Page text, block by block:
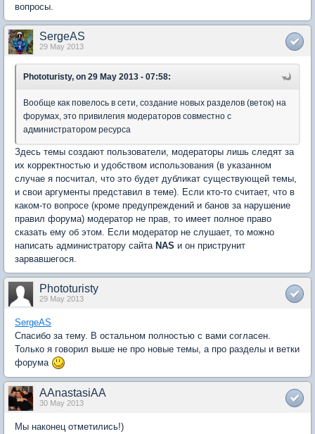
вопросы.
SergeAS
29 May 2013
Phototuristy, on 29 May 2013 - 07:58:
Вообще как повелось в сети, создание новых разделов (веток) на
форумах, это привилегия модераторов совместно с
администратором ресурса
Здесь темы создают пользователи, модераторы лишь следят за
их корректностью и удобством использования (в указанном
случае я посчитал, что это будет дубликат существующей темы,
и свои аргументы представил в теме). Если кто-то считает, что в
каком-то вопросе (кроме предупреждений и банов за нарушение
правил форума) модератор не прав, то имеет полное право
сказать ему об этом. Если модератор не слушает, то можно
написать администратору сайта NAS и он приструнит
зарвавшегося.
Phototuristy
29 May 2013
SergeAS
Спасибо за тему. В остальном полностью с вами согласен.
Только я говорил выше не про новые темы, а про разделы и ветки
форума
AAnastasiAA
30 May 2013
Мы наконец отметились!)